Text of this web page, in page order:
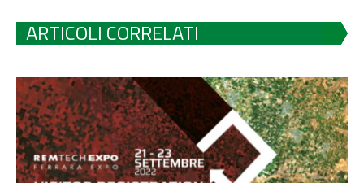
ARTICOLI CORRELATI